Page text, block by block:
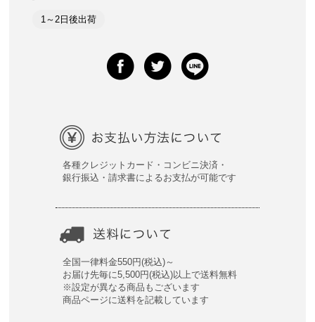
1～2日後出荷
各種クレジットカード・コンビニ決済・
銀行振込・請求書によるお支払が可能です
全国一律料金550円(税込)～
お届け先毎に5,500円(税込)以上で送料無料
※設定が異なる商品もございます
商品ページに送料を記載しています